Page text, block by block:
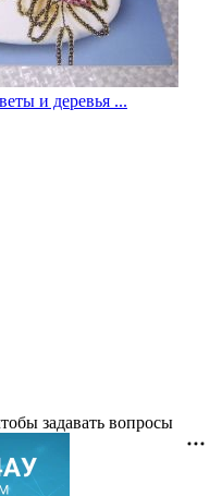
и деревья ...
задавать вопросы